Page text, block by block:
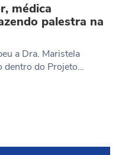
médica
palestra na
a Dra. Maristela
dentro do Projeto…